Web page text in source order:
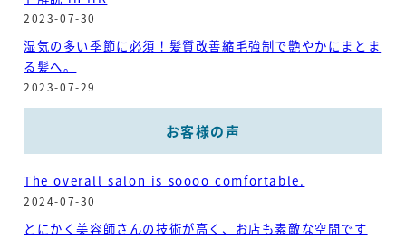
2023-07-30
湿気の多い季節に必須！髪質改善縮毛強制で艶やかにまとま
る髪へ。
2023-07-29
お客様の声
The overall salon is soooo comfortable.
2024-07-30
とにかく美容師さんの技術が高く、お店も素敵な空間です